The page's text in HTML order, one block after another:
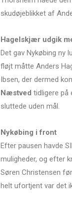
skudøjeblikket af
Hagelskjær udgik
Det gav Nykøbing ny
fløjt måtte Anders
Ibsen, der dermed
Næstved tidligere på
sluttede uden mål.
Nykøbing i front
Efter pausen havde
muligheder, og efter
Søren Christensen
helt ufortjent var det